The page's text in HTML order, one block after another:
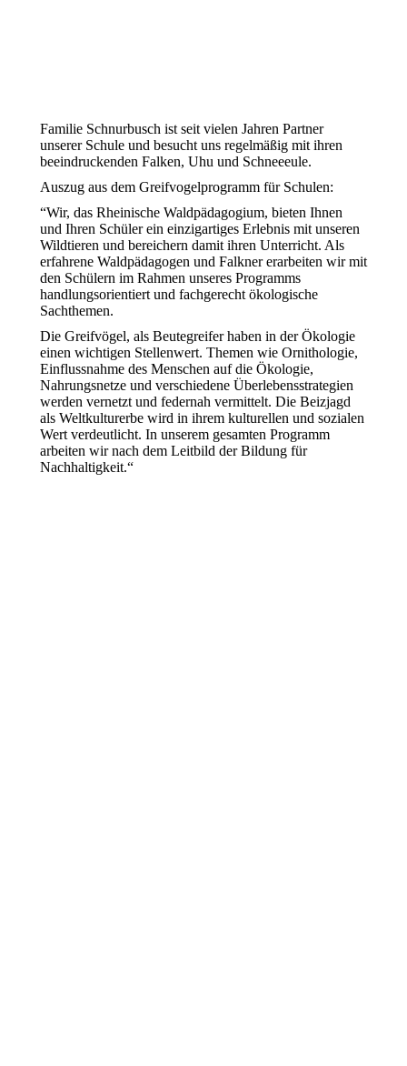
Familie Schnurbusch ist seit vielen Jahren Partner
unserer Schule und besucht uns regelmäßig mit ihren
beeindruckenden Falken, Uhu und Schneeeule.
Auszug aus dem Greifvogelprogramm für Schulen:
“Wir, das Rheinische Waldpädagogium, bieten Ihnen
und Ihren Schüler ein einzigartiges Erlebnis mit unseren
Wildtieren und bereichern damit ihren Unterricht. Als
erfahrene Waldpädagogen und Falkner erarbeiten wir mit
den Schülern im Rahmen unseres Programms
handlungsorientiert und fachgerecht ökologische
Sachthemen.
Die Greifvögel, als Beutegreifer haben in der Ökologie
einen wichtigen Stellenwert. Themen wie Ornithologie,
Einflussnahme des Menschen auf die Ökologie,
Nahrungsnetze und verschiedene Überlebensstrategien
werden vernetzt und federnah vermittelt. Die Beizjagd
als Weltkulturerbe wird in ihrem kulturellen und sozialen
Wert verdeutlicht. In unserem gesamten Programm
arbeiten wir nach dem Leitbild der Bildung für
Nachhaltigkeit.“